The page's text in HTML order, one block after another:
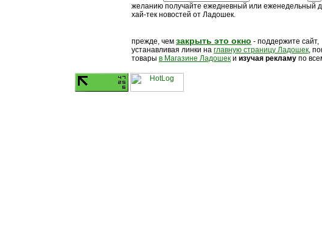
желанию получайте ежедневный или еженедельный
хай-тек новостей от Ладошек.
прежде, чем закрыть это окно - поддержите сайт,
устанавливая линки на главную страницу Ладошек,
товары в Магазине Ладошек и изучая рекламу по